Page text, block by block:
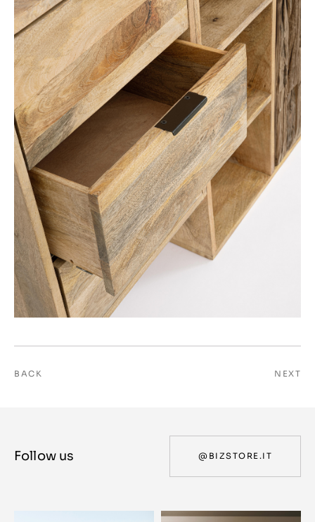
BACK NEXT
Follow us @BIZSTORE.IT